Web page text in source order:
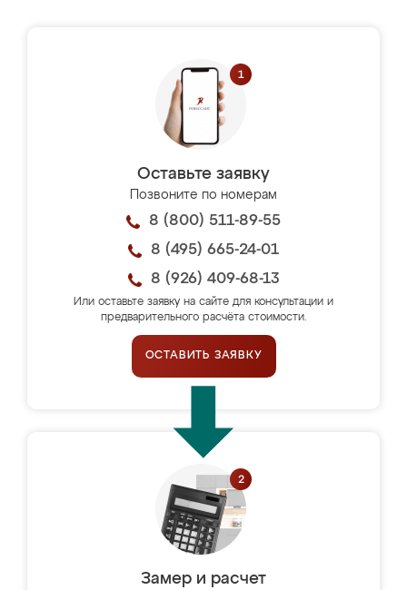
Оставьте заявку
Позвоните по номерам
8 (800) 511-89-55
8 (495) 665-24-01
8 (926) 409-68-13
Или оставьте заявку на сайте для консультации и
предварительного расчёта стоимости.
ОСТАВИТЬ ЗАЯВКУ
Замер и расчет